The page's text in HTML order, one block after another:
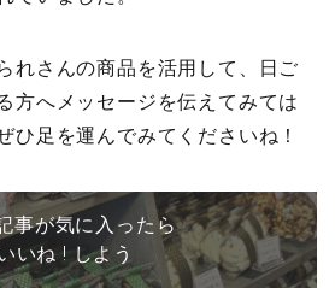
れさんの商品を活用して、日ご
方へメッセージを伝えてみては
ひ足を運んでみてくださいね！
事が気に入ったら
いね ! しよう